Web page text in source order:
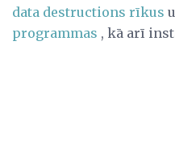
data destructions rīkus
programmas , kā arī